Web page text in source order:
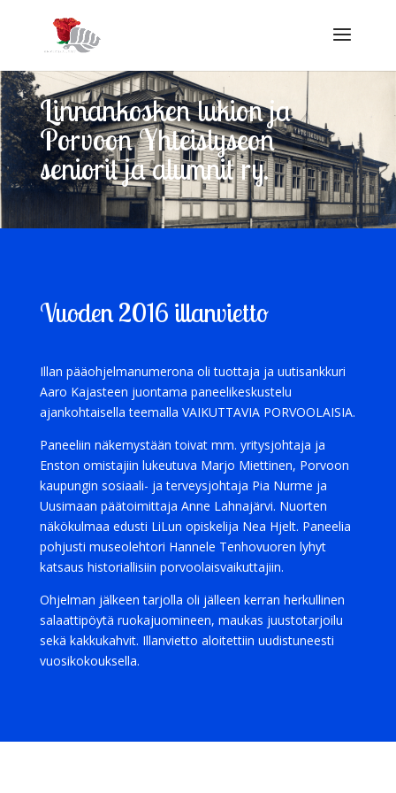
Linnankosken lukion ja
Porvoon Yhteislyseon
seniorit ja alumnit ry.
Vuoden 2016 illanvietto
Illan pääohjelmanumerona oli tuottaja ja uutisankkuri
Aaro Kajasteen juontama paneelikeskustelu
ajankohtaisella teemalla VAIKUTTAVIA PORVOOLAISIA.
Paneeliin näkemystään toivat mm. yritysjohtaja ja
Enston omistajiin lukeutuva Marjo Miettinen, Porvoon
kaupungin sosiaali- ja terveysjohtaja Pia Nurme ja
Uusimaan päätoimittaja Anne Lahnajärvi. Nuorten
näkökulmaa edusti LiLun opiskelija Nea Hjelt. Paneelia
pohjusti museolehtori Hannele Tenhovuoren lyhyt
katsaus historiallisiin porvoolaisvaikuttajiin.
Ohjelman jälkeen tarjolla oli jälleen kerran herkullinen
salaattipöytä ruokajuomineen, maukas juustotarjoilu
sekä kakkukahvit. Illanvietto aloitettiin uudistuneesti
vuosikokouksella.